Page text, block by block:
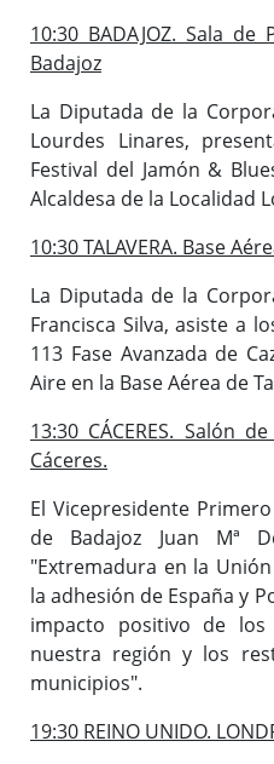
10:30 BADAJOZ. Sala
Badajoz
La Diputada de la
Lourdes Linares,
Festival del Jamón &
Alcaldesa de la Localidad
10:30 TALAVERA. Base
La Diputada de la
Francisca Silva, asiste a
113 Fase Avanzada de
Aire en la Base Aérea de
13:30 CÁCERES. Salón
Cáceres.
El Vicepresidente
de Badajoz Juan Mª
"Extremadura en la
la adhesión de España y
impacto positivo de
nuestra región y los
municipios".
19:30 REINO UNIDO.